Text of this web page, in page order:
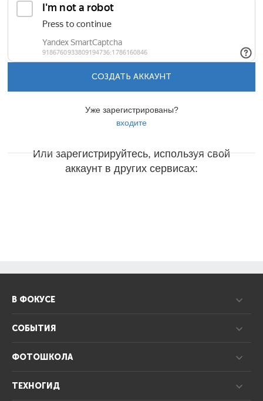
СОЗДАТЬ АККАУНТ
Уже зарегистрированы?
входите
Или зарегистрируйтесь, используя свой
аккаунт в других сервисах:
В ФОКУСЕ
СОБЫТИЯ
ФОТОШКОЛА
ТЕХНОГИД